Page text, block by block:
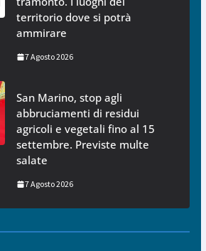
territorio dove si potrà
ammirare
7 Agosto 2026
San Marino, stop agli
abbruciamenti di residui
agricoli e vegetali fino al 15
settembre. Previste multe
salate
7 Agosto 2026